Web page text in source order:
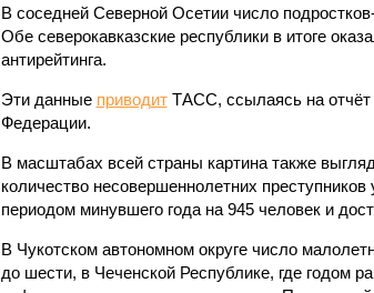
В соседней Северной Осетии число
Обе северокавказские республики в итоге
антирейтинга.
Эти данные приводитТАСС, ссылаясь на отчёт
Федерации.
В масштабах всей страны картина также
количество несовершеннолетних
периодом минувшего года на 945 человек и
В Чукотском автономном округе число
до шести, в Чеченской Республике, где годом